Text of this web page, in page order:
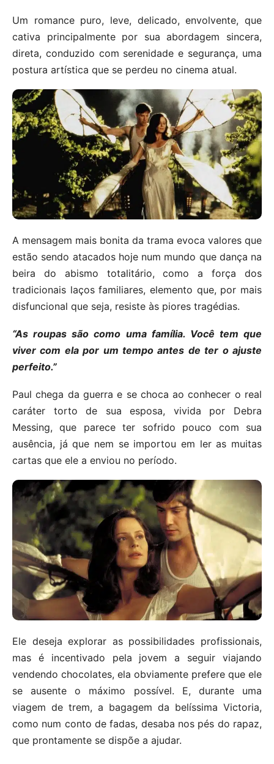
Um romance puro, leve, delicado, envolvente, que
cativa principalmente por sua abordagem sincera,
direta, conduzido com serenidade e segurança, uma
postura artística que se perdeu no cinema atual.
A mensagem mais bonita da trama evoca valores que
estão sendo atacados hoje num mundo que dança na
beira do abismo totalitário, como a força dos
tradicionais laços familiares, elemento que, por mais
disfuncional que seja, resiste às piores tragédias.
“As roupas são como uma família. Você tem que
viver com ela por um tempo antes de ter o ajuste
perfeito.”
Paul chega da guerra e se choca ao conhecer o real
caráter torto de sua esposa, vivida por Debra
Messing, que parece ter sofrido pouco com sua
ausência, já que nem se importou em ler as muitas
cartas que ele a enviou no período.
Ele deseja explorar as possibilidades profissionais,
mas é incentivado pela jovem a seguir viajando
vendendo chocolates, ela obviamente prefere que ele
se ausente o máximo possível. E, durante uma
viagem de trem, a bagagem da belíssima Victoria,
como num conto de fadas, desaba nos pés do rapaz,
que prontamente se dispõe a ajudar.